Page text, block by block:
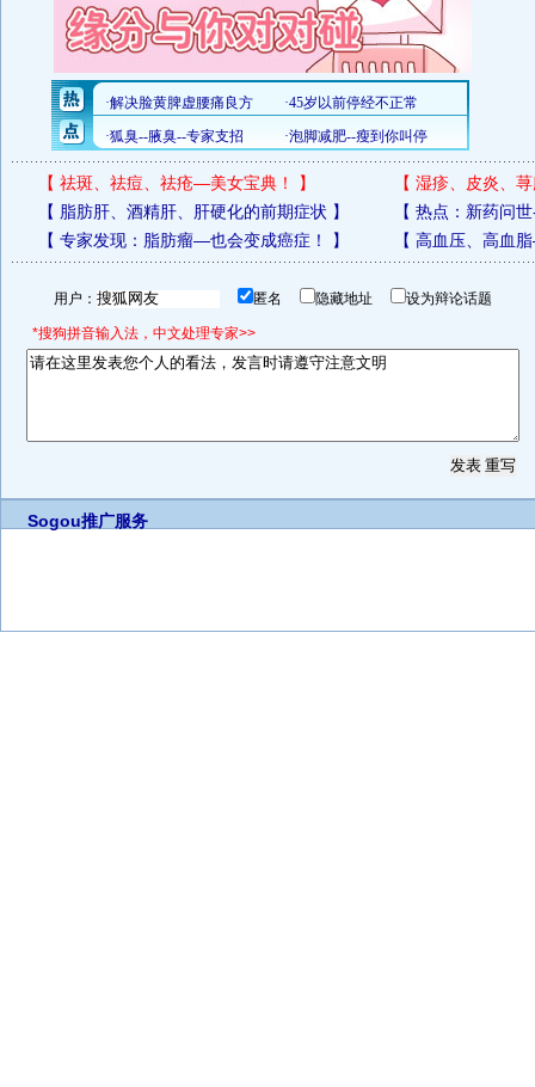
【 祛斑、祛痘、祛疮—美女宝典！ 】 【 湿疹、皮炎、
【 脂肪肝、酒精肝、肝硬化的前期症状 】 【 热点：新药问
【 专家发现：脂肪瘤—也会变成癌症！ 】 【 高血压、高血
用户： 匿名 隐藏地址 设为辩论话题
*搜狗拼音输入法，中文处理专家>>
Sogou推广服务